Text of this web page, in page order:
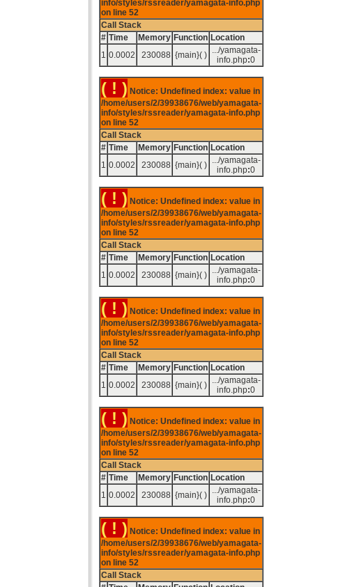
info/styles/rssreader/yamagata-info.php
on line 52
Call Stack
# Time Memory Function Location
1 0.0002 230088 {main}( )
.../yamagata-
info.php:0
( ! ) Notice: Undefined index: value in
/home/users/2/39938676/web/yamagata-
info/styles/rssreader/yamagata-info.php
on line 52
Call Stack
# Time Memory Function Location
1 0.0002 230088 {main}( )
.../yamagata-
info.php:0
( ! ) Notice: Undefined index: value in
/home/users/2/39938676/web/yamagata-
info/styles/rssreader/yamagata-info.php
on line 52
Call Stack
# Time Memory Function Location
1 0.0002 230088 {main}( )
.../yamagata-
info.php:0
( ! ) Notice: Undefined index: value in
/home/users/2/39938676/web/yamagata-
info/styles/rssreader/yamagata-info.php
on line 52
Call Stack
# Time Memory Function Location
1 0.0002 230088 {main}( )
.../yamagata-
info.php:0
( ! ) Notice: Undefined index: value in
/home/users/2/39938676/web/yamagata-
info/styles/rssreader/yamagata-info.php
on line 52
Call Stack
# Time Memory Function Location
1 0.0002 230088 {main}( )
.../yamagata-
info.php:0
( ! ) Notice: Undefined index: value in
/home/users/2/39938676/web/yamagata-
info/styles/rssreader/yamagata-info.php
on line 52
Call Stack